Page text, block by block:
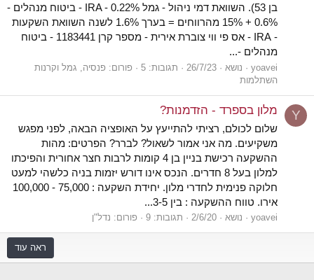
בן 53). השוואת דמי ניהול - גמל IRA - 0.22% - ביטוח מנהלים -
0.6% + 15% מהרווחים = בערך 1.6% לשנה השוואת השקעות
- IRA - אס פי ווי צוברת אירית - מספר קרן 1183441 - ביטוח
מנהלים -...
yoavei נושא 26/7/23 תגובות: 5 פורום: פנסיה, גמל וקרנות
השתלמות
Y מלון בספרד - הזדמנות?
שלום לכולם, רציתי להתייעץ על האופציה הבאה, לפני מפגש
משקיעים. מה אני אמור לשאול? לברר? הפרטים: מהות
ההשקעה רכישת בניין בן 4 קומות לרבות חצר אחורית והפיכתו
למלון בעל 8 חדרים. הנכס אינו דורש יזמות בניה כלשהי למעט
חלוקה פנימית לחדרי מלון. יחידת השקעה : 75,000 - 100,000
אירו. טווח ההשקעה : בין 3-5...
yoavei נושא 2/6/20 תגובות: 9 פורום: נדל"ן
ראה עוד